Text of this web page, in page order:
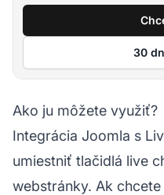
30
Ako ju môžete využiť?
Integrácia Joomla s
umiestniť tlačidlá live
webstránky. Ak